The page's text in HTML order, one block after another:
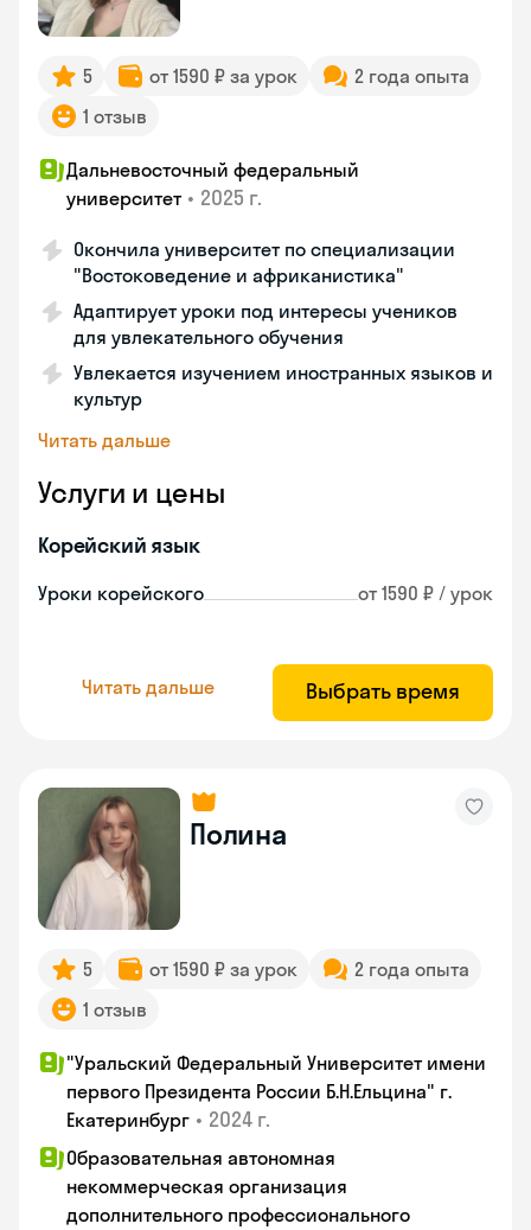
5 от 1590 ₽ за урок
2 года опыта
1 отзыв
Дальневосточный федеральный
университет • 2025 г.
Окончила университет по специализации
"Востоковедение и африканистика"
Адаптирует уроки под интересы учеников
для увлекательного обучения
Увлекается изучением иностранных языков и
культур
Читать дальше
Услуги и цены
Корейский язык
Уроки корейского от 1590 ₽ / урок
Читать дальше Выбрать время
Полина
5 от 1590 ₽ за урок
2 года опыта
1 отзыв
"Уральский Федеральный Университет имени
первого Президента России Б.Н.Ельцина" г.
Екатеринбург • 2024 г.
Образовательная автономная
некоммерческая организация
дополнительного профессионального